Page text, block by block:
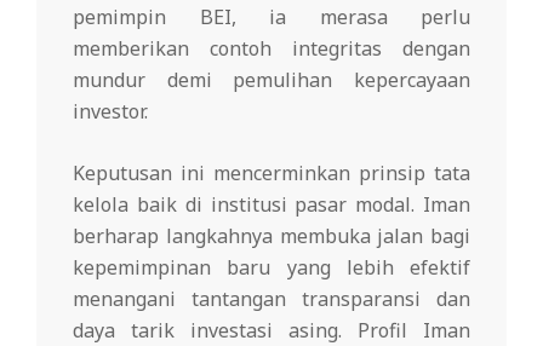
pemimpin BEI, ia merasa perlu
memberikan contoh integritas dengan
mundur demi pemulihan kepercayaan
investor.
Keputusan ini mencerminkan prinsip tata
kelola baik di institusi pasar modal. Iman
berharap langkahnya membuka jalan bagi
kepemimpinan baru yang lebih efektif
menangani tantangan transparansi dan
daya tarik investasi asing. Profil Iman